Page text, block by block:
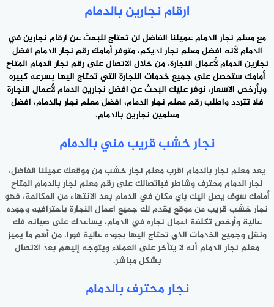
ارقام نجارين بالدمام
مع معلم نجار الدمام عميلنا الفاضل لن تحتاج للبحث عن ارقام نجارينفي
الدمام لأنه افضل معلم نجار لديكم، متوفر أمامك رقم نجار الدمام افضل
نجارين الدمام لأعمال النجارة، من خلال الاتصال على رقم نجار الدمام المتاح
أمامك ستحصل على جميع خدمات النجارة التي تحتاج اليها بسرعه كبيره
وبأرخص الاسعار، نوفر عليك البحث عن افضل نجارين الدمام لأعمال النجارة
فلا تتردد واطلب رقم معلم نجار الدمام، افضل معلم نجار بالدمام، افضل
معلمين نجارين بالدمام.
نجار خشب قريب مني بالدمام
يعد معلم نجار بالدمام اقرب معلم نجار خشب من موقعك عميلنا الفاضل،
نجار الدمام محترف وشاطر فباتصالك على رقم معلم نجار بالدمام المتاح
أمامك سوف يصل اليك باي مكان في الدمام بعد الانتهاء من المكالمة، فهو
نجار خشب قريب من موقع يقدم لك جميع اعمال النجارة باحترافيه وجوده
عالية وأرخص تكلفة اعمال نجاره في الدمام، يساعدك على صيانه فك
ونقل وجميع الخدمات الذي تحتاج اليها بجوده عالية فورا، من أهم ما يميز
معلم نجار الدمام أنه لا يتأخر على العملاء ويتوجه إليهم بعد الاتصال
بشكل مباشر.
نجار محترف بالدمام